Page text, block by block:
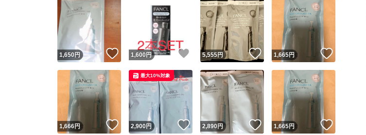
1,650円 いいね！
1,600 円 いいね！
5,555円 いいね！
1,665円
1,666円 いいね！
2,900円 いいね！
最大10%対象
2,890円 いいね！
1,665円